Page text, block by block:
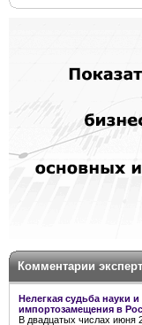
Комментарии
Нелегкая судьба науки и
импортозамещения в
В двадцатых числах июня